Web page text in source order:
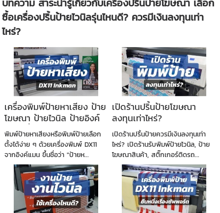
บทความ สาระน่ารู้เกี่ยวกับเครื่องปริ้นป้ายโฆษณา เลือก
ซื้อเครื่องปริ้นป้ายไวนิลรุ่นไหนดี? ควรมีเงินลงทุนเท่า
ไหร่?
เครื่องพิมพ์ป้ายหาเสียง ป้าย
โฆษณา ป้ายไวนิล ป้ายอิงค์
เจ็ท ปริ้นป้ายราคาถูก เลือก
DX11 จาก Inkman
พิมพ์ป้ายหาเสียงหรือพิมพ์ป้ายเลือก
ตั้งได้ง่าย ๆ ด้วยเครื่องพิมพ์ DX11
จากอิงค์แมน ขึ้นชื่อว่า "ป้ายห...
เปิดร้านปริ้นป้ายโฆษณา
ลงทุนเท่าไหร่?
เปิดร้านปริ้นป้ายควรมีเงินลงทุนเท่า
ไหร่? เปิดร้านรับพิมพ์ป้ายไวนิล, ป้าย
โฆษณาสินค้า, สติ๊กเกอร์ติดรถ...